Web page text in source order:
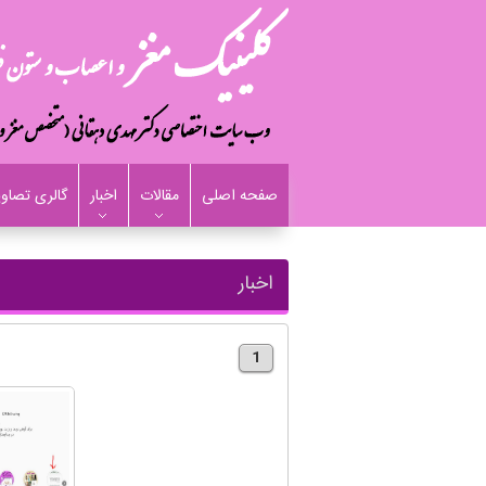
صفحه اصلی مقالات اخبار گالری
اخبار
1